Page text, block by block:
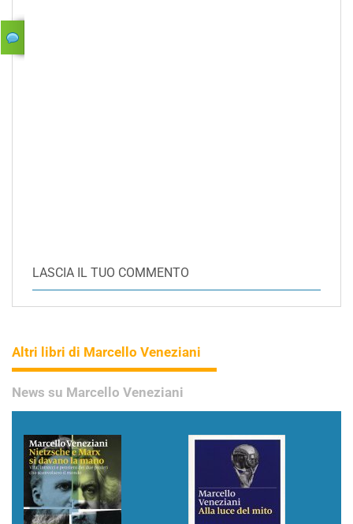
LASCIA IL TUO COMMENTO
Altri libri di Marcello Veneziani
News su Marcello Veneziani